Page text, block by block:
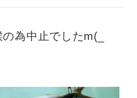
為中止でしたm(_